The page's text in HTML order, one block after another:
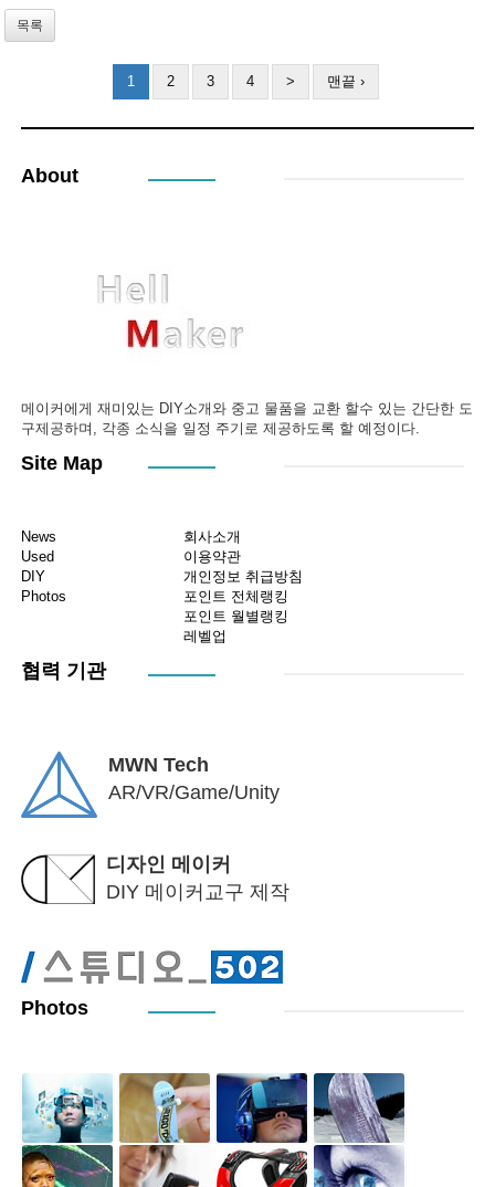
목록
1 2 3 4 > 맨끝 ›
About
메이커에게 재미있는 DIY소개와 중고 물품을 교환 할수 있는 간단한 도
구제공하며, 각종 소식을 일정 주기로 제공하도록 할 예정이다.
Site Map
News
Used
DIY
Photos
회사소개
이용약관
개인정보 취급방침
포인트 전체랭킹
포인트 월별랭킹
레벨업
협력 기관
MWN Tech
AR/VR/Game/Unity
디자인 메이커
DIY 메이커교구 제작
Photos